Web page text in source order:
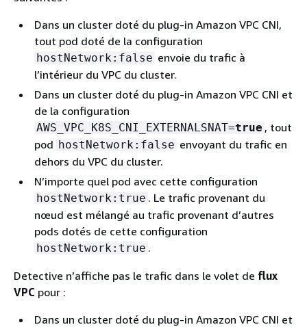
Dans un cluster doté du plug-in Amazon VPC CNI,
tout pod doté de la configuration
hostNetwork:false envoie du trafic à
l’intérieur du VPC du cluster.
Dans un cluster doté du plug-in Amazon VPC CNI et
de la configuration
AWS_VPC_K8S_CNI_EXTERNALSNAT=true , tout
pod hostNetwork:false envoyant du trafic en
dehors du VPC du cluster.
N’importe quel pod avec cette configuration
hostNetwork:true . Le trafic provenant du
nœud est mélangé au trafic provenant d’autres
pods dotés de cette configuration
hostNetwork:true .
Detective n’affiche pas le trafic dans le volet de flux
VPC pour :
Dans un cluster doté du plug-in Amazon VPC CNI et